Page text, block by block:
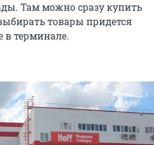
Там можно сразу купить
товары придется
в терминале.